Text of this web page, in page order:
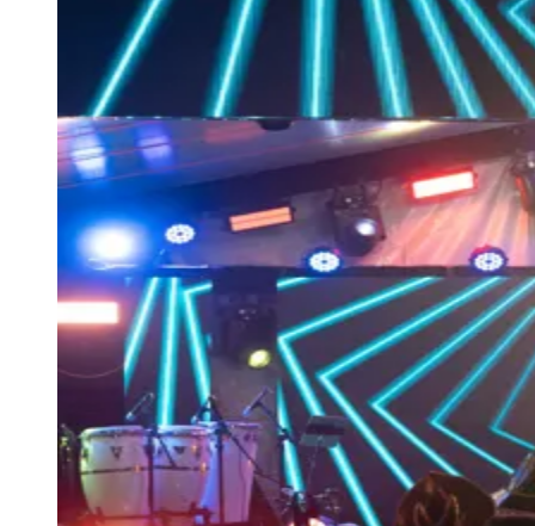
Calendário de corridas, resultados de provas e atletas destaque de
Ver calendário
Atletismo e Corridas Campeonatos ao Vivo Loterias Esportivas
Publicidade Anuncie Aqui
Seguir 5min de leitura
Réveillon em Natal projeta 90% de
ocupação hoteleira
Redação Jornal de Barueri
25 de junho de 2026 às 12:20